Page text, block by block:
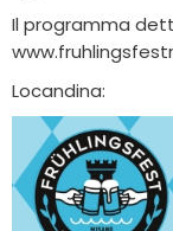
Il programma
Locandina: